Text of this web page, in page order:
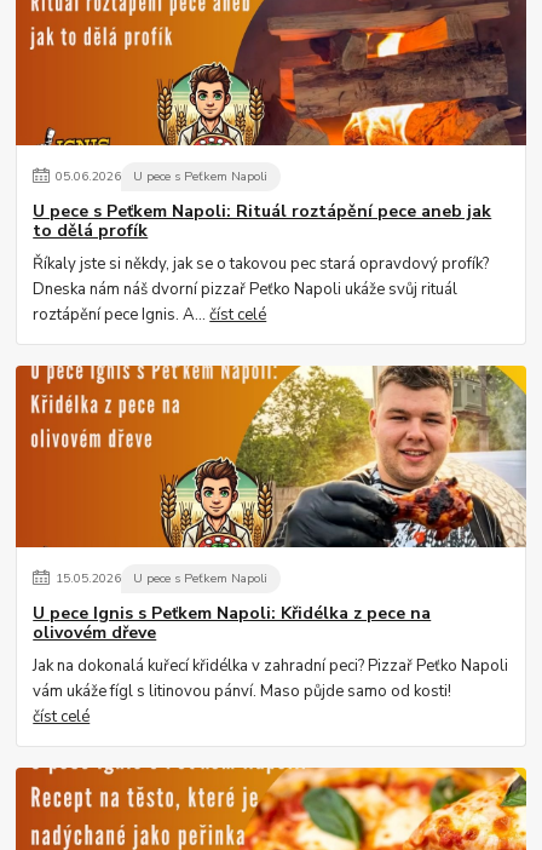
05.06.2026 U pece s Peťkem Napoli
U pece s Peťkem Napoli: Rituál roztápění pece aneb jak
to dělá profík
Říkaly jste si někdy, jak se o takovou pec stará opravdový profík?
Dneska nám náš dvorní pizzař Peťko Napoli ukáže svůj rituál
roztápění pece Ignis. A...číst celé
15.05.2026 U pece s Peťkem Napoli
U pece Ignis s Peťkem Napoli: Křidélka z pece na
olivovém dřeve
Jak na dokonalá kuřecí křidélka v zahradní peci? Pizzař Peťko Napoli
vám ukáže fígl s litinovou pánví. Maso půjde samo od kosti!
číst celé